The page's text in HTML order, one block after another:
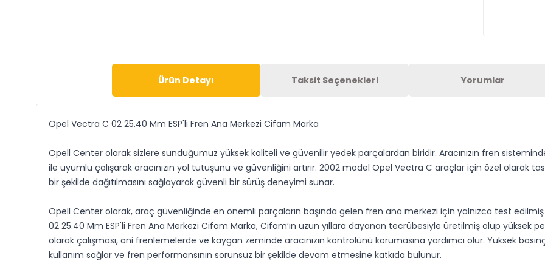
Ürün Detayı Taksit Seçenekleri Yorumlar
Opel Vectra C 02 25.40 Mm ESP'li Fren Ana Merkezi Cifam Marka
Opell Center olarak sizlere sunduğumuz yüksek kaliteli ve güvenilir yedek parçalardan biridir. Aracınızın fren
ile uyumlu çalışarak aracınızın yol tutuşunu ve güvenliğini artırır. 2002 model Opel Vectra C araçlar için özel olarak
bir şekilde dağıtılmasını sağlayarak güvenli bir sürüş deneyimi sunar.
Opell Center olarak, araç güvenliğinde en önemli parçaların başında gelen fren ana merkezi için yalnızca test
02 25.40 Mm ESP'li Fren Ana Merkezi Cifam Marka, Cifam’ın uzun yıllara dayanan tecrübesiyle üretilmiş olup yüksek
olarak çalışması, ani frenlemelerde ve kaygan zeminde aracınızın kontrolünü korumasına yardımcı olur. Yüksek
kullanım sağlar ve fren performansının sorunsuz bir şekilde devam etmesine katkıda bulunur.